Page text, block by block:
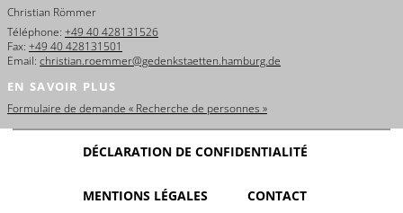
Christian Römmer
Téléphone: +49 40 428131526
Fax: +49 40 428131501
Email: christian.roemmer@gedenkstaetten.hamburg.de
EN SAVOIR PLUS
Formulaire de demande « Recherche de personnes »
DÉCLARATION DE CONFIDENTIALITÉ
MENTIONS LÉGALES CONTACT